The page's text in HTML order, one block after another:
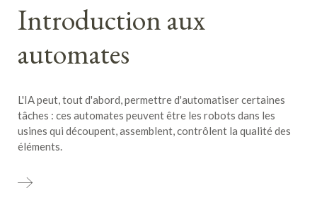
Introduction aux
automates
L'IA peut, tout d'abord, permettre d'automatiser certaines
tâches : ces automates peuvent être les robots dans les
usines qui découpent, assemblent, contrôlent la qualité des
éléments.